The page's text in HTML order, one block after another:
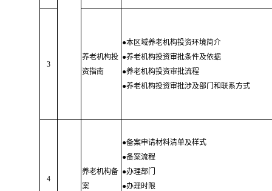
3
养老机构投
资指南
●本区域养老机构投资环境简介
●养老机构投资审批条件及依据
●养老机构投资审批流程
●养老机构投资审批涉及部门和联系方式
4
养老机构备
案
●备案申请材料清单及样式
●备案流程
●办理部门
●办理时限